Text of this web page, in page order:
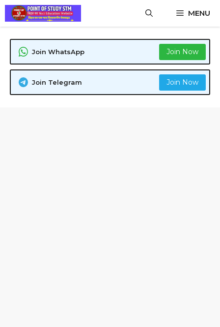
Skip
content
MENU
Join WhatsApp Join Now
Join Telegram Join Now